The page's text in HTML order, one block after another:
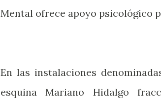
Mental ofrece apoyo psicológico
En las instalaciones
esquina Mariano Hidalgo